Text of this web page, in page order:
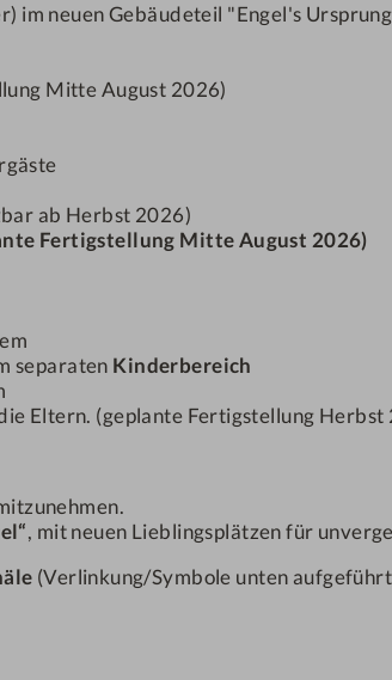
im neuen Gebäudeteil "Engel's
Mitte August 2026)
ab Herbst 2026)
Fertigstellung Mitte August 2026)
separaten Kinderbereich
Eltern. (geplante Fertigstellung Herbst
, mit neuen Lieblingsplätzen für
(Verlinkung/Symbole unten
schenken Ihnen eine
DETAILS